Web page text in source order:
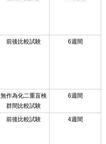
前後比較試験 6週間
無作為化二重盲検
群間比較試験
6週間
前後比較試験 4週間